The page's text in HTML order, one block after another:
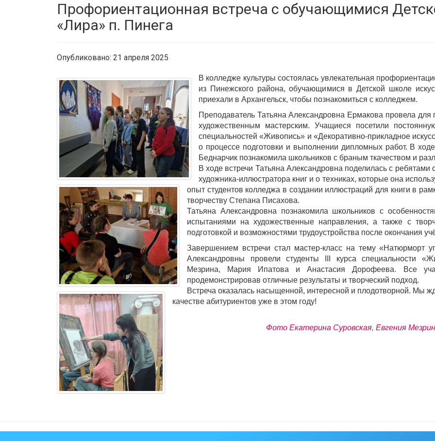
Профориентационная встреча с обучающимися
«Лира» п. Пинега
Опубликовано: 21 апреля 2025
В колледже культуры состоялась увлекательная
из Пинежского района, обучающимися в Детской школе
приехали в Архангельск, чтобы познакомиться с колледжем.
Преподаватель Татьяна Александровна Ермакова провела для
художественным мастерским. Учащиеся посетили
специальностей «Живопись» и «Декоративно-прикладное
о процессе подготовки и выполнении дипломных работ. В
Беднарчик познакомила школьников с браным ткачеством и
В ходе встречи Татьяна Александровна поделилась с ребятами
художника-иллюстратора книг и о техниках, которые она
опыт студентов колледжа в создании иллюстраций для книги в
творчеству Степана Писахова.
Татьяна Александровна познакомила школьников с
испытаниями на художественные направления, а также с
подготовкой и возможностями трудоустройства после окончания
Завершением встречи стал мастер-класс на тему «Натюрморт
Александровны провели студенты III курса специальности
Мезрина, Мария Ипатова и Анастасия Дорофеева. Все
продемонстрировав отличные результаты и творческий подход.
Встреча оказалась насыщенной, интересной и плодотворной. Мы
качестве абитуриентов уже в этом году!
Фото Екатерина Суровская, Евгения